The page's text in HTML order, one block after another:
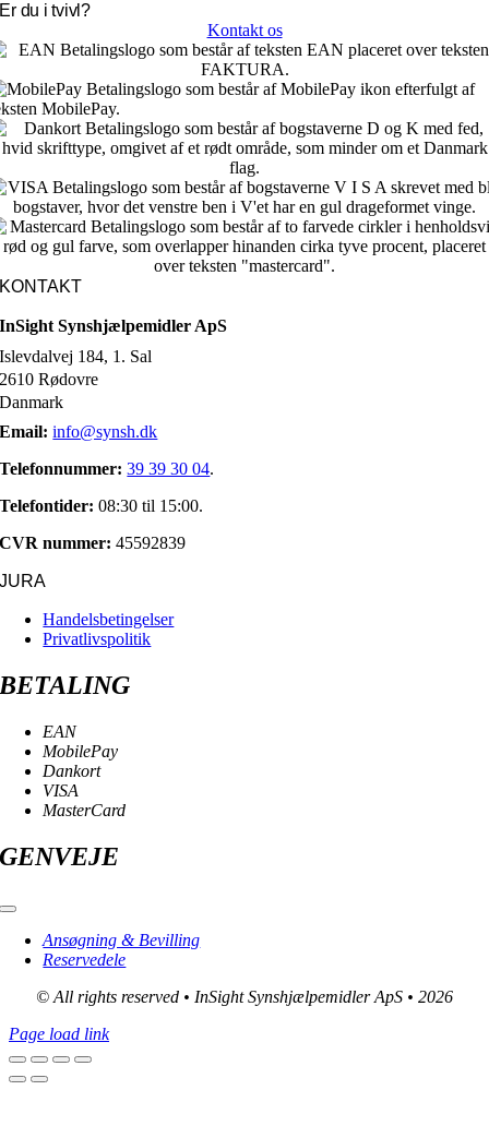
Er du i tvivl?
Kontakt os
KONTAKT
InSight Synshjælpemidler ApS
Islevdalvej 184, 1. Sal
2610 Rødovre
Danmark
Email: info@synsh.dk
Telefonnummer: 39 39 30 04.
Telefontider: 08:30 til 15:00.
CVR nummer: 45592839
JURA
Handelsbetingelser
Privatlivspolitik
BETALING
EAN
MobilePay
Dankort
VISA
MasterCard
GENVEJE
Toggle
NavigationAnsøgning & Bevilling
Reservedele
© All rights reserved • InSight Synshjælpemidler ApS • 2026
Page load link